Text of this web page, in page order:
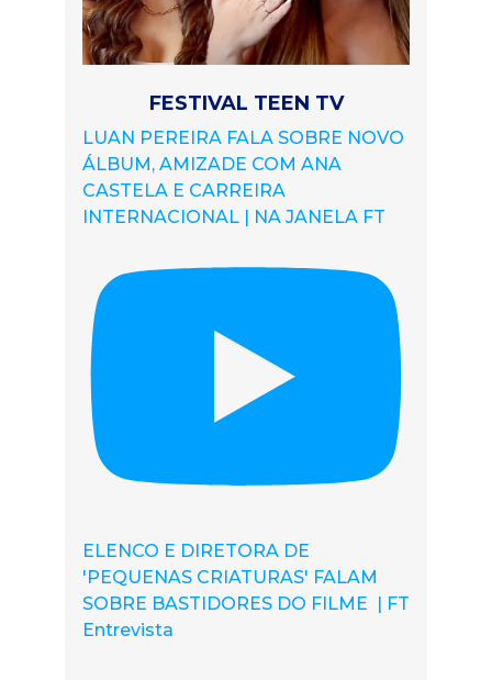
FESTIVAL TEEN TV
LUAN PEREIRA FALA SOBRE NOVO
ÁLBUM, AMIZADE COM ANA
CASTELA E CARREIRA
INTERNACIONAL | NA JANELA FT
ELENCO E DIRETORA DE
'PEQUENAS CRIATURAS' FALAM
SOBRE BASTIDORES DO FILME | FT
Entrevista